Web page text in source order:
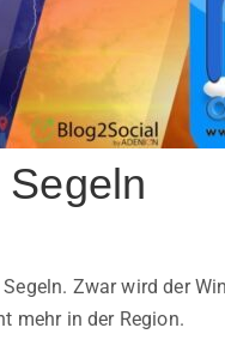
Zwar wird der
mehr in der Region.